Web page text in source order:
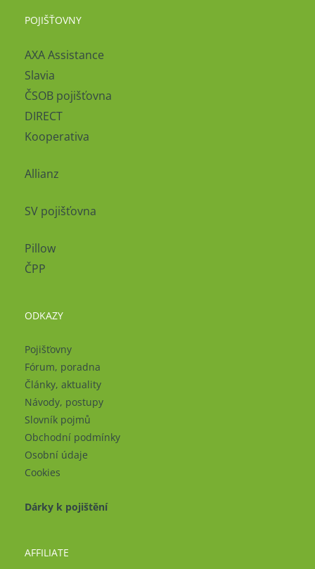
POJIŠŤOVNY
AXA Assistance
Slavia
ČSOB pojišťovna
DIRECT
Kooperativa
Allianz
SV pojišťovna
Pillow
ČPP
ODKAZY
Pojišťovny
Fórum, poradna
Články, aktuality
Návody, postupy
Slovník pojmů
Obchodní podmínky
Osobní údaje
Cookies
Dárky k pojištění
AFFILIATE